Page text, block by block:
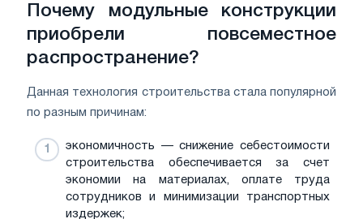
Почему модульные конструкции
приобрели повсеместное
распространение?
Данная технология строительства стала популярной
по разным причинам:
экономичность — снижение себестоимости
строительства обеспечивается за счет
экономии на материалах, оплате труда
сотрудников и минимизации транспортных
издержек;